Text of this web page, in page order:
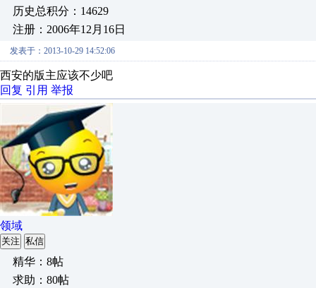
历史总积分：14629
注册：2006年12月16日
发表于：2013-10-29 14:52:06
西安的版主应该不少吧
回复 引用 举报
领域
关注 私信
精华：8帖
求助：80帖